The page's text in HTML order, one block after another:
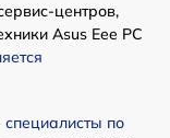
центров,
Asus Eee PC
специалисты по